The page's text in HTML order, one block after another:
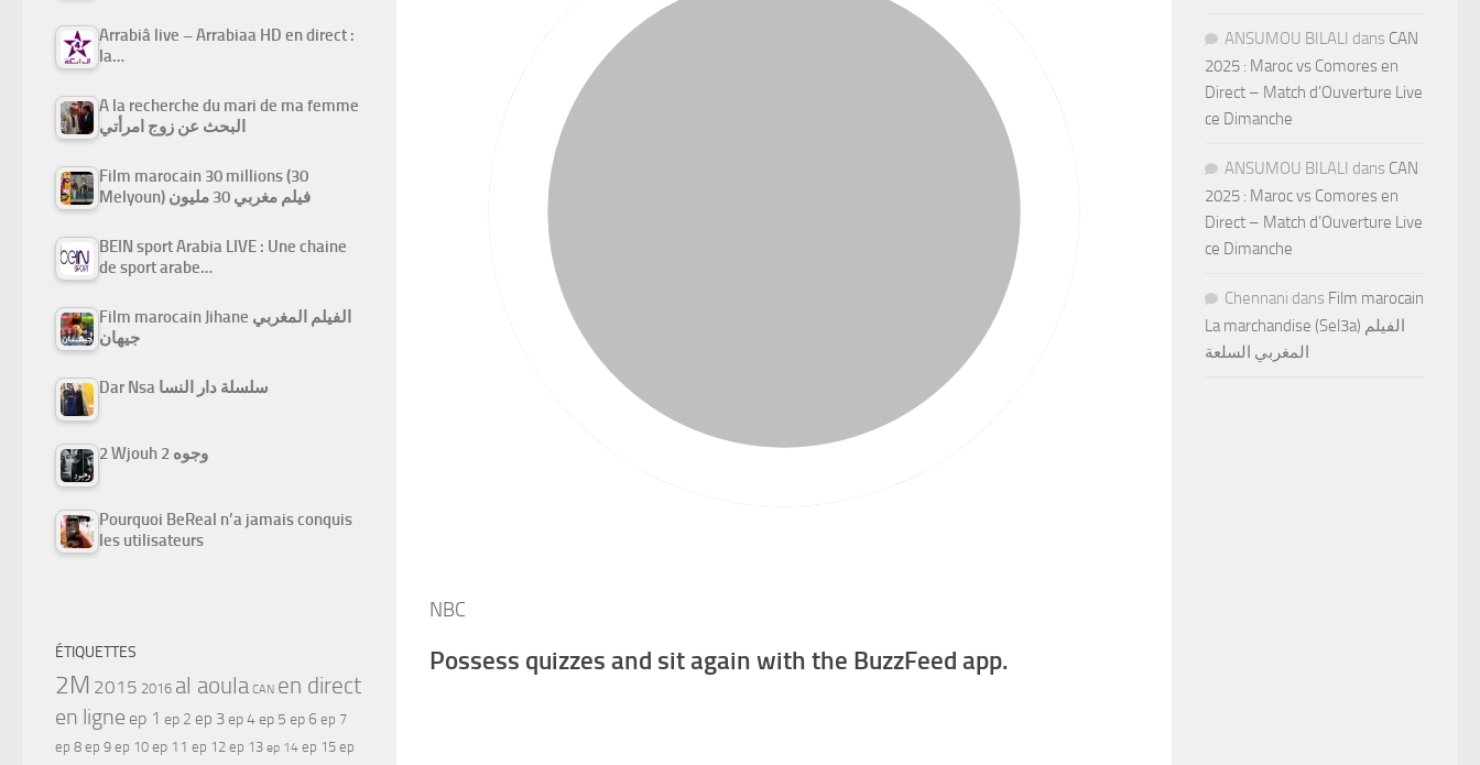
NBC
Possess quizzes and sit again with the BuzzFeed app.
Arrabiâ live – Arrabiaa HD en direct :
la…
A la recherche du mari de ma femme
البحث عن زوج امرأتي
Film marocain 30 millions (30
Melyoun) فيلم مغربي 30 مليون
BEIN sport Arabia LIVE : Une chaine
de sport arabe…
Film marocain Jihane الفيلم المغربي
جيهان
Dar Nsa سلسلة دار النسا
2 Wjouh 2 وجوه
Pourquoi BeReal n’a jamais conquis
les utilisateurs
ÉTIQUETTES
2M 2015 2016 al aoula CAN en direct
en ligne ep 1 ep 2 ep 3ep 4ep 5 ep 6 ep 7
ep 8 ep 9 ep 10 ep 11 ep 12 ep 13 ep 14 ep 15 ep
ANSUMOU BILALI dans CAN
2025 : Maroc vs Comores en
Direct – Match d’Ouverture Live
ce Dimanche
ANSUMOU BILALI dans CAN
2025 : Maroc vs Comores en
Direct – Match d’Ouverture Live
ce Dimanche
Chennani dans Film marocain
La marchandise (Sel3a) الفيلم
المغربي السلعة